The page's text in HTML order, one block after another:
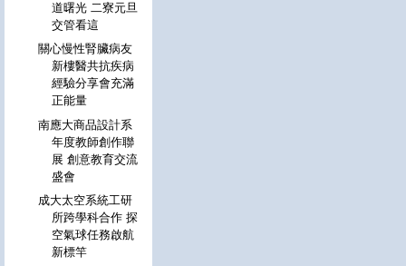
道曙光 二寮元旦
交管看這
關心慢性腎臟病友
新樓醫共抗疾病
經驗分享會充滿
正能量
南應大商品設計系
年度教師創作聯
展 創意教育交流
盛會
成大太空系統工研
所跨學科合作 探
空氣球任務啟航
新標竿